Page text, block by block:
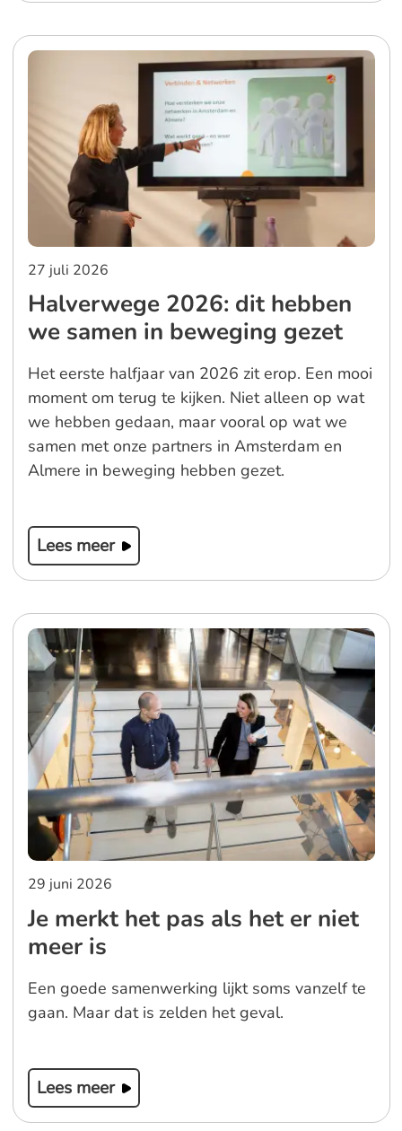
27 juli 2026
Halverwege 2026: dit hebben
we samen in beweging gezet
Het eerste halfjaar van 2026 zit erop. Een mooi
moment om terug te kijken. Niet alleen op wat
we hebben gedaan, maar vooral op wat we
samen met onze partners in Amsterdam en
Almere in beweging hebben gezet.
Lees meer
29 juni 2026
Je merkt het pas als het er niet
meer is
Een goede samenwerking lijkt soms vanzelf te
gaan. Maar dat is zelden het geval.
Lees meer